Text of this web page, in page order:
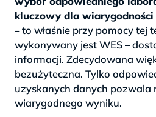
kluczowy dla
– to właśnie przy pomocy tej
wykonywany jest WES –
informacji. Zdecydowana
bezużyteczna. Tylko
uzyskanych danych pozwala
wiarygodnego wyniku.